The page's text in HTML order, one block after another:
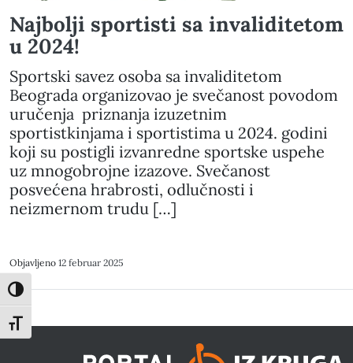
Toggle High Contrast
Toggle Font size
Najbolji sportisti sa invaliditetom
u 2024!
Sportski savez osoba sa invaliditetom
Beograda organizovao je svečanost povodom
uručenja priznanja izuzetnim
sportistkinjama i sportistima u 2024. godini
koji su postigli izvanredne sportske uspehe
uz mnogobrojne izazove. Svečanost
posvećena hrabrosti, odlučnosti i
neizmernom trudu […]
Objavljeno 12 februar 2025